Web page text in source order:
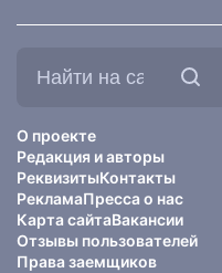
О проекте
Редакция и авторы
РеквизитыКонтакты
РекламаПресса о нас
Карта сайтаВакансии
Отзывы пользователей
Права заемщиков